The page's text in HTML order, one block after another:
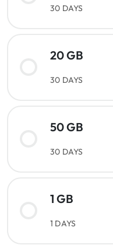
30 DAYS
20 GB
30 DAYS
50 GB
30 DAYS
1 GB
1 DAYS